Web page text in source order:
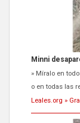
Siami Perdida
Se llama
Leales.org »